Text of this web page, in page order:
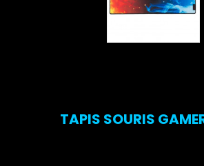
TAPIS SOURIS